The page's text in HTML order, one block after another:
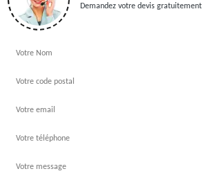
Demandez votre devis gratuitement